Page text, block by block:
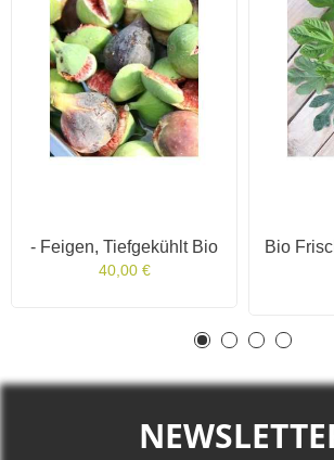
- Feigen, Tiefgekühlt Bio
40,00 €
Bio